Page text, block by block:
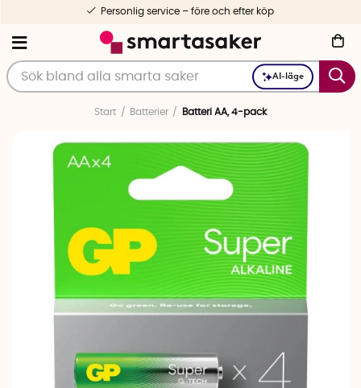
AI-läge
Personlig service – före och efter köp
Start Batterier Batteri AA, 4-pack